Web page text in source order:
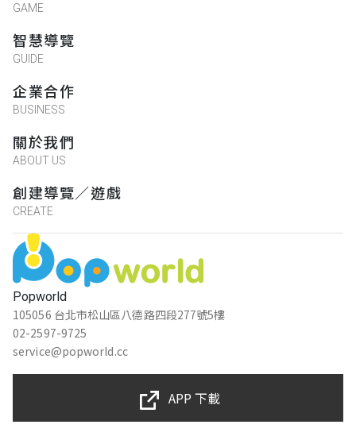
Popworld
105056 台北市松山區八德路四段277號5樓
02-2597-9725
service@popworld.cc
GAME
智慧導覽
GUIDE
企業合作
BUSINESS
關於我們
ABOUT US
創建導覽／遊戲
CREATE
APP 下載